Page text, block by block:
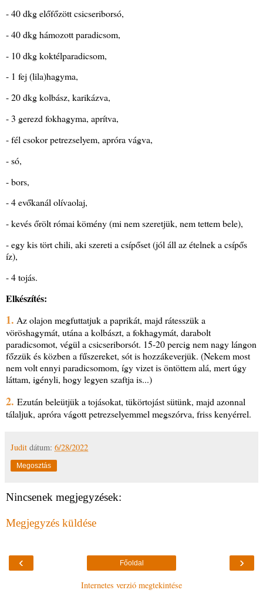
- 40 dkg előfőzött csicseriborsó,
- 40 dkg hámozott paradicsom,
- 10 dkg koktélparadicsom,
- 1 fej (lila)hagyma,
- 20 dkg kolbász, karikázva,
- 3 gerezd fokhagyma, aprítva,
- fél csokor petrezselyem, apróra vágva,
- só,
- bors,
- 4 evőkanál olívaolaj,
- kevés őrölt római kömény (mi nem szeretjük, nem tettem bele),
- egy kis tört chili, aki szereti a csípőset (jól áll az ételnek a csípős
íz),
- 4 tojás.
Elkészítés:
1. Az olajon megfuttatjuk a paprikát, majd rátesszük a
vöröshagymát, utána a kolbászt, a fokhagymát, darabolt
paradicsomot, végül a csicseriborsót. 15-20 percig nem nagy lángon
főzzük és közben a fűszereket, sót is hozzákeverjük. (Nekem most
nem volt ennyi paradicsomom, így vizet is öntöttem alá, mert úgy
láttam, igényli, hogy legyen szaftja is...)
2. Ezután beleütjük a tojásokat, tükörtojást sütünk, majd azonnal
tálaljuk, apróra vágott petrezselyemmel megszórva, friss kenyérrel.
Judit dátum: 6/28/2022
Megosztás
Nincsenek megjegyzések:
Megjegyzés küldése
‹ ›
Főoldal
Internetes verzió megtekintése